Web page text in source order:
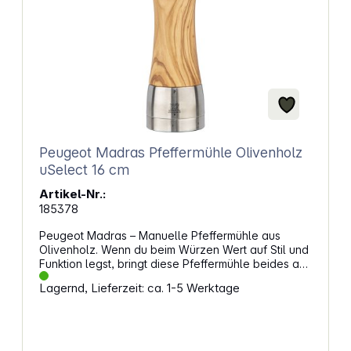
Wasserbehälter mit einer Kapazität von 1,2 Litern
Gleichzeitige Zubereitung von 2 Tassen
Wasserbehälter (seitlich) Tropfschale (vorne)
Peugeot Madras Pfeffermühle Olivenholz
uSelect 16 cm
Artikel-Nr.:
185378
Peugeot Madras – Manuelle Pfeffermühle aus
Olivenholz. Wenn du beim Würzen Wert auf Stil und
Funktion legst, bringt diese Pfeffermühle beides auf
deinen Tisch. Der Korpus aus Olivenholz mit seiner
natürlichen Maserung und der Sockel aus Edelstahl
Lagernd, Lieferzeit: ca. 1-5 Werktage